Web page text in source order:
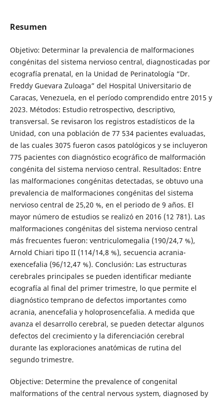
Resumen
Objetivo: Determinar la prevalencia de malformaciones
congénitas del sistema nervioso central, diagnosticadas por
ecografía prenatal, en la Unidad de Perinatología “Dr.
Freddy Guevara Zuloaga” del Hospital Universitario de
Caracas, Venezuela, en el período comprendido entre 2015 y
2023. Métodos: Estudio retrospectivo, descriptivo,
transversal. Se revisaron los registros estadísticos de la
Unidad, con una población de 77 534 pacientes evaluadas,
de las cuales 3075 fueron casos patológicos y se incluyeron
775 pacientes con diagnóstico ecográfico de malformación
congénita del sistema nervioso central. Resultados: Entre
las malformaciones congénitas detectadas, se obtuvo una
prevalencia de malformaciones congénitas del sistema
nervioso central de 25,20 %, en el periodo de 9 años. El
mayor número de estudios se realizó en 2016 (12 781). Las
malformaciones congénitas del sistema nervioso central
más frecuentes fueron: ventriculomegalia (190/24,7 %),
Arnold Chiari tipo II (114/14,8 %), secuencia acrania-
exencefalia (96/12,47 %). Conclusión: Las estructuras
cerebrales principales se pueden identificar mediante
ecografía al final del primer trimestre, lo que permite el
diagnóstico temprano de defectos importantes como
acrania, anencefalia y holoprosencefalia. A medida que
avanza el desarrollo cerebral, se pueden detectar algunos
defectos del crecimiento y la diferenciación cerebral
durante las exploraciones anatómicas de rutina del
segundo trimestre.
Objective: Determine the prevalence of congenital
malformations of the central nervous system, diagnosed by